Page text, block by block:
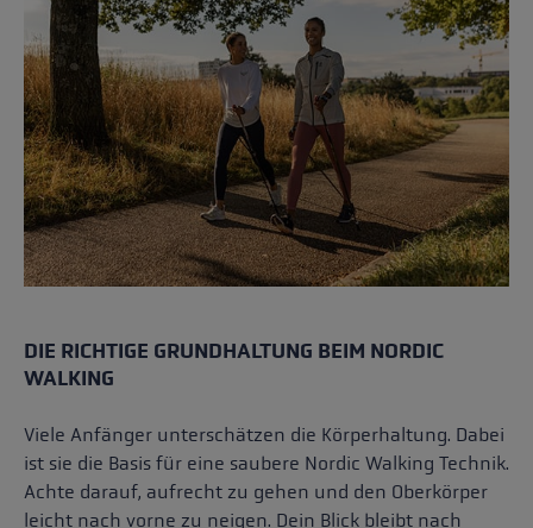
DIE RICHTIGE GRUNDHALTUNG BEIM NORDIC
WALKING
Viele Anfänger unterschätzen die Körperhaltung. Dabei
ist sie die Basis für eine saubere Nordic Walking Technik.
Achte darauf, aufrecht zu gehen und den Oberkörper
leicht nach vorne zu neigen. Dein Blick bleibt nach